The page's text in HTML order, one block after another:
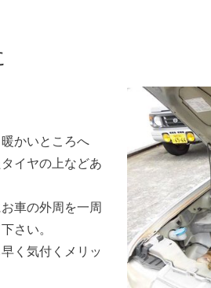
かいところへ
イヤの上などあ
車の外周を一周
さい。
く気付くメリッ